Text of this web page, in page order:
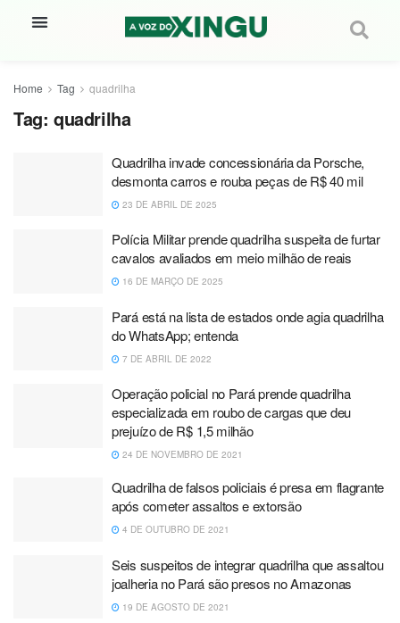
Home Tag quadrilha
Tag: quadrilha
Quadrilha invade concessionária da Porsche,
desmonta carros e rouba peças de R$ 40 mil
23 DE ABRIL DE 2025
Polícia Militar prende quadrilha suspeita de furtar
cavalos avaliados em meio milhão de reais
16 DE MARÇO DE 2025
Pará está na lista de estados onde agia quadrilha
do WhatsApp; entenda
7 DE ABRIL DE 2022
Operação policial no Pará prende quadrilha
especializada em roubo de cargas que deu
prejuízo de R$ 1,5 milhão
24 DE NOVEMBRO DE 2021
Quadrilha de falsos policiais é presa em flagrante
após cometer assaltos e extorsão
4 DE OUTUBRO DE 2021
Seis suspeitos de integrar quadrilha que assaltou
joalheria no Pará são presos no Amazonas
19 DE AGOSTO DE 2021